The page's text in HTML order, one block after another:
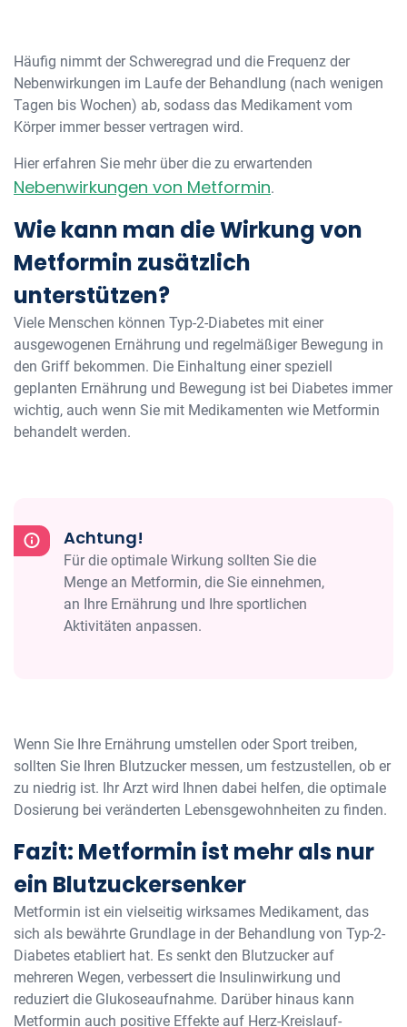
Häufig nimmt der Schweregrad und die Frequenz der
Nebenwirkungen im Laufe der Behandlung (nach wenigen
Tagen bis Wochen) ab, sodass das Medikament vom
Körper immer besser vertragen wird.
Hier erfahren Sie mehr über die zu erwartenden
Nebenwirkungen von Metformin.
Wie kann man die Wirkung von
Metformin zusätzlich
unterstützen?
Viele Menschen können Typ-2-Diabetes mit einer
ausgewogenen Ernährung und regelmäßiger Bewegung in
den Griff bekommen. Die Einhaltung einer speziell
geplanten Ernährung und Bewegung ist bei Diabetes immer
wichtig, auch wenn Sie mit Medikamenten wie Metformin
behandelt werden.
Achtung!
Für die optimale Wirkung sollten Sie die
Menge an Metformin, die Sie einnehmen,
an Ihre Ernährung und Ihre sportlichen
Aktivitäten anpassen.
Wenn Sie Ihre Ernährung umstellen oder Sport treiben,
sollten Sie Ihren Blutzucker messen, um festzustellen, ob er
zu niedrig ist. Ihr Arzt wird Ihnen dabei helfen, die optimale
Dosierung bei veränderten Lebensgewohnheiten zu finden.
Fazit: Metformin ist mehr als nur
ein Blutzuckersenker
Metformin ist ein vielseitig wirksames Medikament, das
sich als bewährte Grundlage in der Behandlung von Typ-2-
Diabetes etabliert hat. Es senkt den Blutzucker auf
mehreren Wegen, verbessert die Insulinwirkung und
reduziert die Glukoseaufnahme. Darüber hinaus kann
Metformin auch positive Effekte auf Herz-Kreislauf-